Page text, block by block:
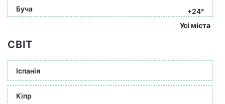
Буча
+24°
Усі міста
СВІТ
Іспанія
Кіпр